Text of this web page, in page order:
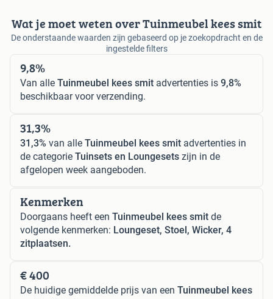
Wat je moet weten over Tuinmeubel kees smit
De onderstaande waarden zijn gebaseerd op je zoekopdracht en de
ingestelde filters
9,8%
Van alle Tuinmeubel kees smit advertenties is 9,8%
beschikbaar voor verzending.
31,3%
31,3% van alle Tuinmeubel kees smit advertenties in
de categorie Tuinsets en Loungesets zijn in de
afgelopen week aangeboden.
Kenmerken
Doorgaans heeft een Tuinmeubel kees smit de
volgende kenmerken: Loungeset, Stoel, Wicker, 4
zitplaatsen.
€ 400
De huidige gemiddelde prijs van een Tuinmeubel kees